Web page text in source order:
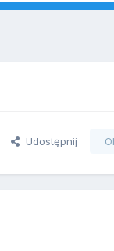
Udostępnij